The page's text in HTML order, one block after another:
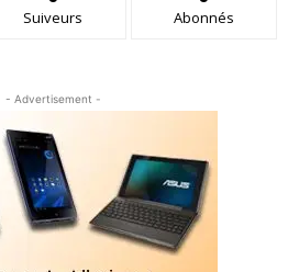
Suiveurs Abonnés
- Advertisement -